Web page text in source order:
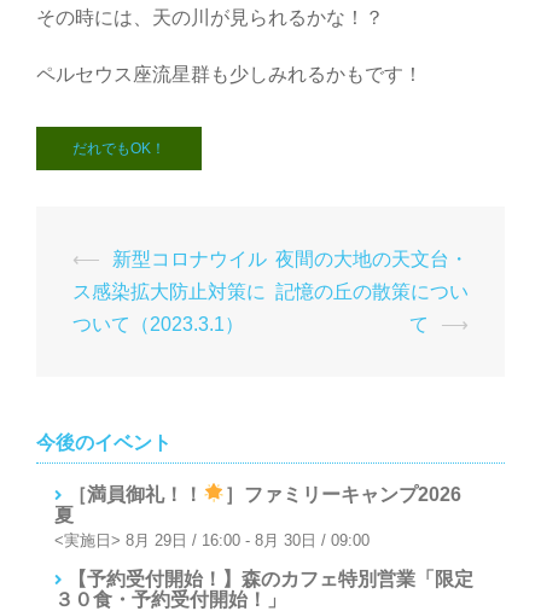
その時には、天の川が見られるかな！？
ペルセウス座流星群も少しみれるかもです！
だれでもOK！
投
稿
ナ
ー
シ
ョ
ン
⟵
新型コロナウイル
ス感染拡大防止対策に
ついて（2023.3.1）
夜間の大地の天文台・
記憶の丘の散策につい
て
⟶
今後のイベント
［満員御礼！！
］ファミリーキャンプ2026
夏
8月 29日 / 16:00 - 8月 30日 / 09:00
【予約受付開始！】森のカフェ特別営業「限定
３０食・予約受付開始！」